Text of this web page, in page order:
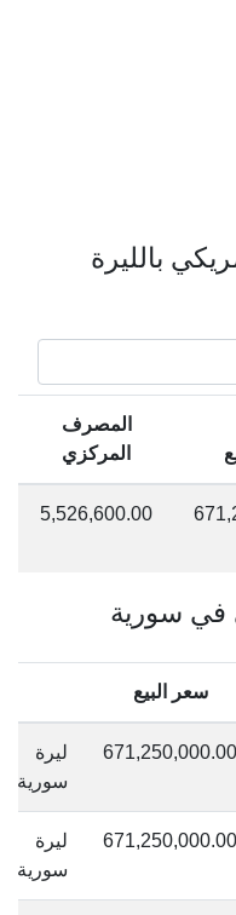
دولار أمريكي بالليرة
المصرف
المركزي
5,526,600.00
سعر البيع
671,250,000.00
ليرة
سورية
671,250,000.00
ليرة
سورية